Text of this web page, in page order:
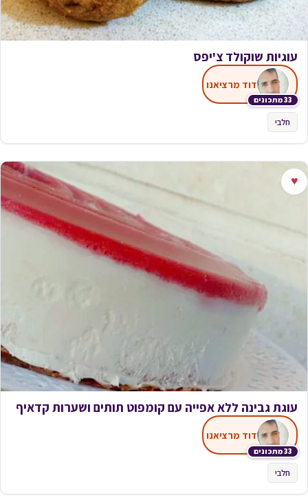
עוגיות שוקולד צ'יפס
33 מתכונים
דוד מרציאנו
חלבי
♥
עוגת גבינה ללא אפייה עם קומפוט תותים ושערות קדאיף
33 מתכונים
דוד מרציאנו
חלבי